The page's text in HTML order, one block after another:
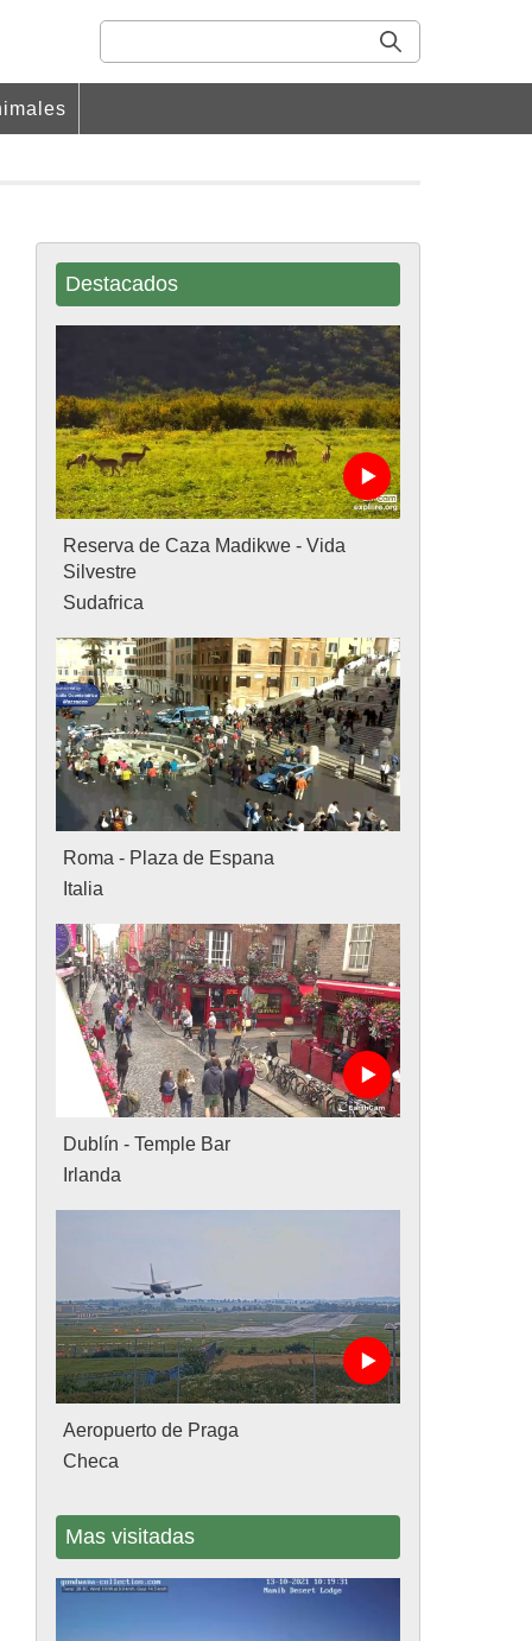
Destacados
Reserva de Caza Madikwe - Vida
Silvestre
Sudafrica
Roma - Plaza de Espana
Italia
Dublín - Temple Bar
Irlanda
Aeropuerto de Praga
Checa
Mas visitadas